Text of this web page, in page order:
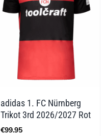
adidas 1. FC Nürnberg
Trikot 3rd 2026/2027 Rot
€99.95